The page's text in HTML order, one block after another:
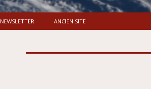
NEWSLETTER ANCIEN SITE